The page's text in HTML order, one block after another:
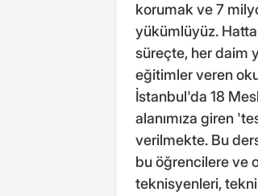
korumak ve 7
yükümlüyüz.
süreçte, her daim
eğitimler veren
İstanbul'da 18
alanımıza giren
verilmekte. Bu
bu öğrencilere ve
teknisyenleri,